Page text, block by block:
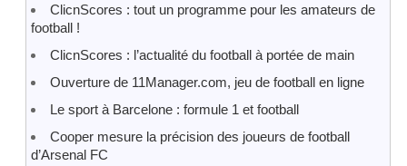
ClicnScores : tout un programme pour les amateurs de
football !
ClicnScores : l’actualité du football à portée de main
Ouverture de 11Manager.com, jeu de football en ligne
Le sport à Barcelone : formule 1 et football
Cooper mesure la précision des joueurs de football
d’Arsenal FC